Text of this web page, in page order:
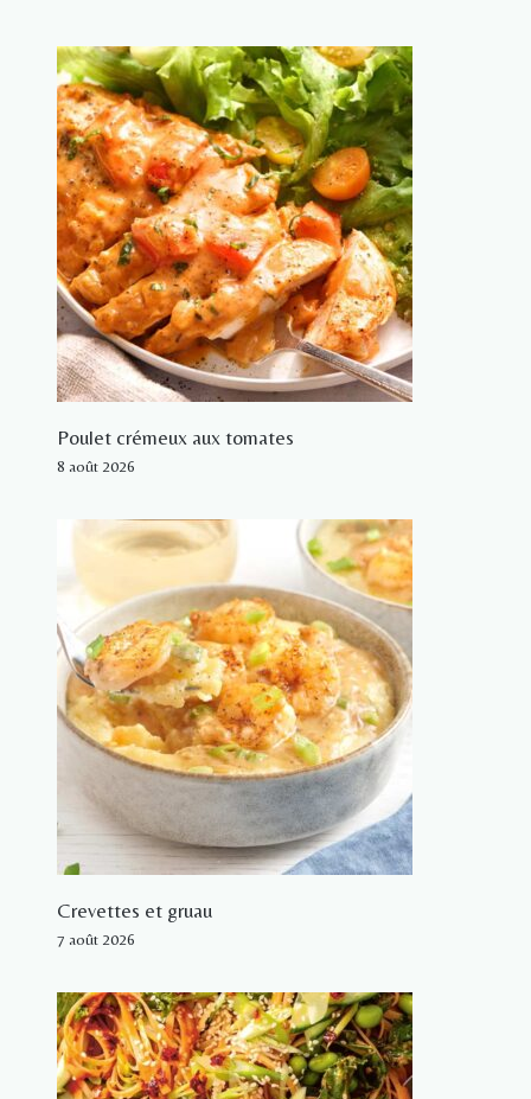
Poulet crémeux aux tomates
8 août 2026
Crevettes et gruau
7 août 2026